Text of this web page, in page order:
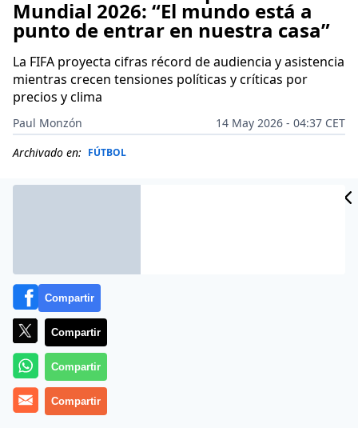
Mundial 2026: “El mundo está a
punto de entrar en nuestra casa”
La FIFA proyecta cifras récord de audiencia y asistencia
mientras crecen tensiones políticas y críticas por
precios y clima
Paul Monzón
14 May 2026 - 04:37 CET
Archivado en: FÚTBOL
Más información
Compartir
Compartir
Compartir
Compartir